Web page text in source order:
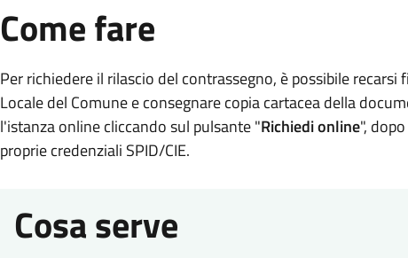
Come fare
Per richiedere il rilascio del contrassegno, è possibile
Locale del Comune e consegnare copia cartacea della
l'istanza online cliccando sul pulsante "Richiedi online",
proprie credenziali SPID/CIE.
Cosa serve